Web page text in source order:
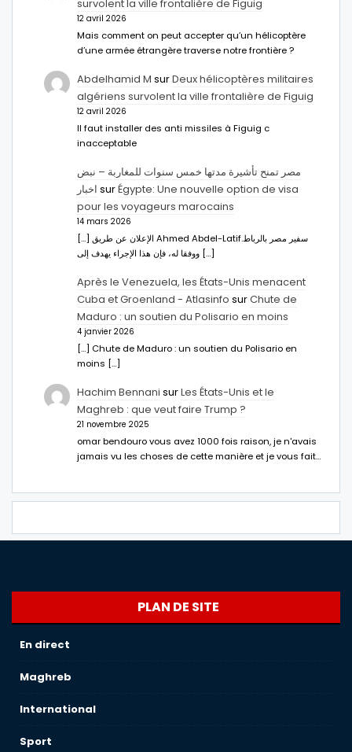
survolent la ville frontalière de Figuig
12 avril 2026
Mais comment on peut accepter qu’un hélicoptère
d’une armée étrangère traverse notre frontière ?
Abdelhamid M surDeux hélicoptères militaires
algériens survolent la ville frontalière de Figuig
12 avril 2026
Il faut installer des anti missiles à Figuig c
inacceptable
مصر تمنح تأشيرة مدتها خمس سنوات للمغاربة – نبض
اخبار surÉgypte: Une nouvelle option de visa
pour les voyageurs marocains
14 mars 2026
[…] الإعلان عن طريق Ahmed Abdel-Latifسفير مصر بالرباط.
ووفقا له، فإن هذا الإجراء يهدف إلى […]
Après le Venezuela, les États-Unis menacent
Cuba et Groenland - Atlasinfo surChute de
Maduro : un soutien du Polisario en moins
4 janvier 2026
[…] Chute de Maduro : un soutien du Polisario en
moins […]
Hachim Bennani surLes États-Unis et le
Maghreb : que veut faire Trump ?
21 novembre 2025
omar bendouro vous avez 1000 fois raison, je n'avais
jamais vu les choses de cette manière et je vous fait…
PLAN DE SITE
En direct
Maghreb
International
Sport